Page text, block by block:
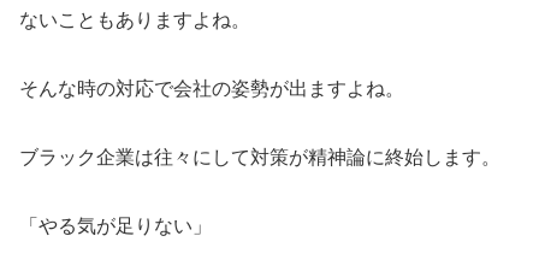
ないこともありますよね。
そんな時の対応で会社の姿勢が出ますよね。
ブラック企業は往々にして対策が精神論に終始します。
「やる気が足りない」